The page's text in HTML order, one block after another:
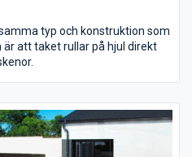
typ och konstruktion som
är att taket rullar på hjul direkt